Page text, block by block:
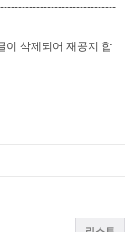
이 삭제되어 재공지 합